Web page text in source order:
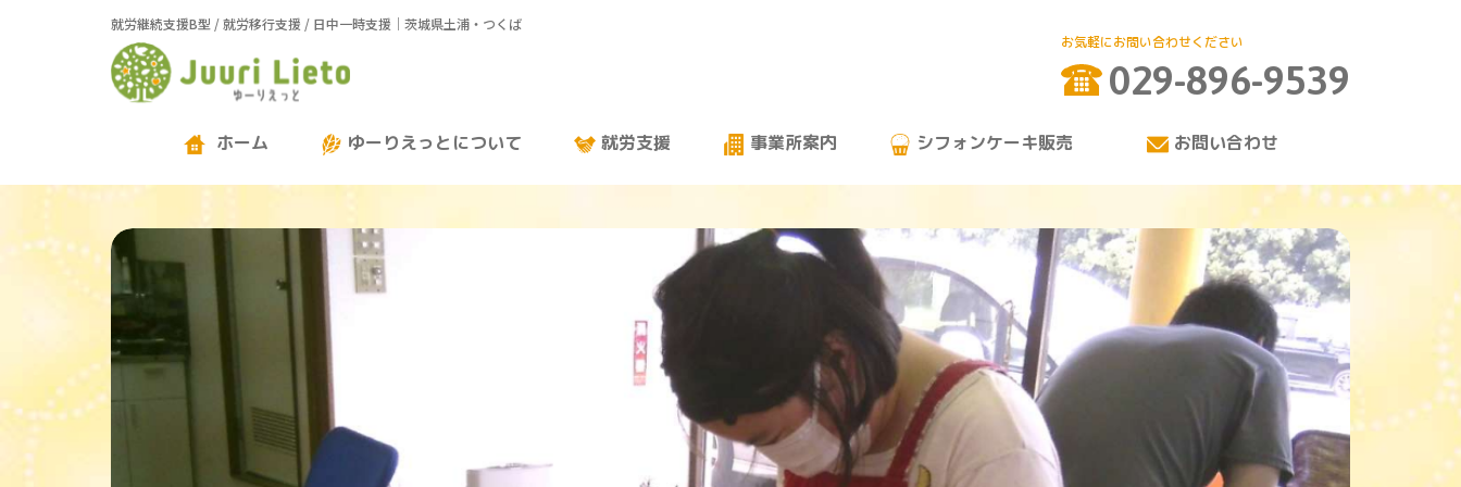
就労継続支援B型 / 就労移行支援 / 日中一時支援｜茨城県土浦・つくば
029-896-9539
ホーム ゆーりえっとについて
ゆーりえっとについて お知らせ 1日のながれ
就労支援
スイーツプロデユース ビルドトゥオーダー
事業所案内 シフォンケーキ販売 お問い合わせ